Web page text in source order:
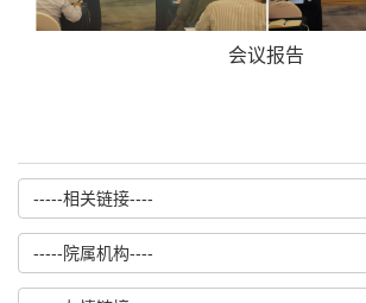
会议报告
-----相关链接----
-----院属机构----